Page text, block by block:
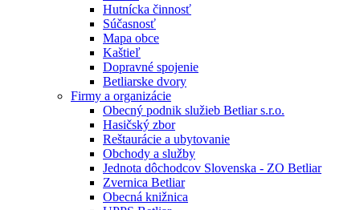
Hutnícka činnosť
Súčasnosť
Mapa obce
Kaštieľ
Dopravné spojenie
Betliarske dvory
Firmy a organizácie
Obecný podnik služieb Betliar s.r.o.
Hasičský zbor
Reštaurácie a ubytovanie
Obchody a služby
Jednota dôchodcov Slovenska - ZO Betliar
Zvernica Betliar
Obecná knižnica